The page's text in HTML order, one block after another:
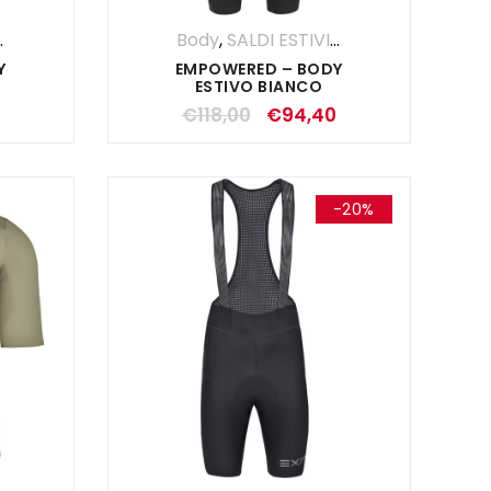
UOMO Body, SALDI ESTIVI,UOMO
EMPOWERED – BODY
ESTIVO BIANCO
€118,00 €94,40
-20%